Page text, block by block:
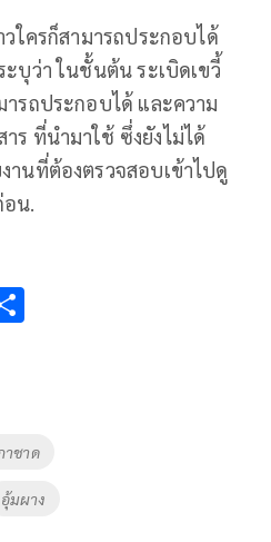
วใครก็สามารถประกอบได้
บุว่า ในชั้นต้น ระเบิดเขวี้
รถประกอบได้ และความ
ร ที่นำมาใช้ ซึ่งยังไม่ได้
นที่ต้องตรวจสอบเข้าไปดู
น.
าชาด
อุ้มผาง